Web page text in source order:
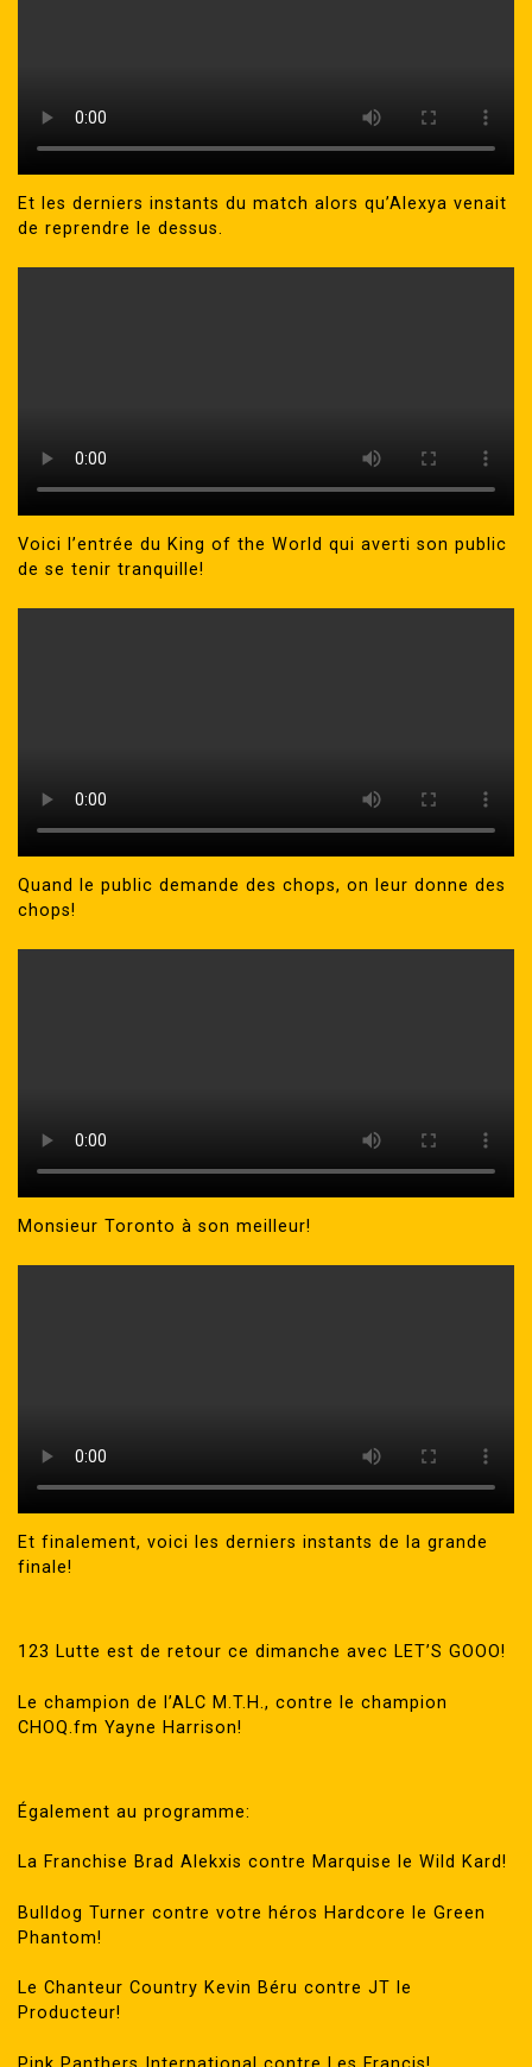
Et les derniers instants du match alors qu’Alexya venait
de reprendre le dessus.
Voici l’entrée du King of the World qui averti son public
de se tenir tranquille!
Quand le public demande des chops, on leur donne des
chops!
Monsieur Toronto à son meilleur!
Et finalement, voici les derniers instants de la grande
finale!
123 Lutte est de retour ce dimanche avec LET’S GOOO!
Le champion de l’ALC M.T.H., contre le champion
CHOQ.fm Yayne Harrison!
Également au programme:
La Franchise Brad Alekxis contre Marquise le Wild Kard!
Bulldog Turner contre votre héros Hardcore le Green
Phantom!
Le Chanteur Country Kevin Béru contre JT le
Producteur!